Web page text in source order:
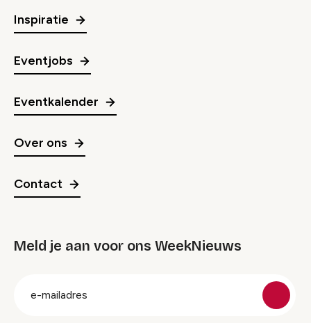
Inspiratie
Eventjobs
Eventkalender
Over ons
Contact
Meld je aan voor ons WeekNieuws